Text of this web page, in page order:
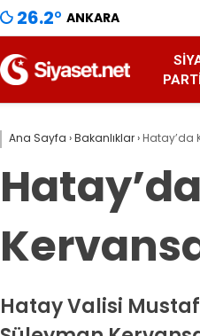
26.2° ANKARA
Ana Sayfa ›Bakanlıklar› Hatay’da
Hatay Valisi